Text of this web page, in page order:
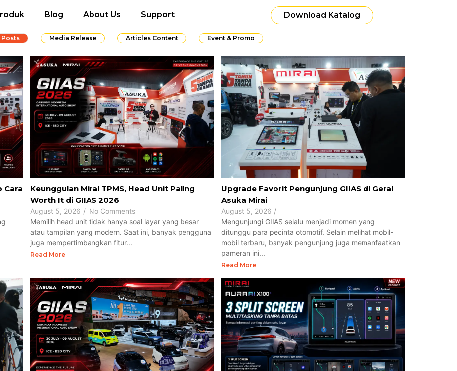
Blog About Us Support Download Katalog
Posts Media Release Articles Content Event & Promo
Cara
Keunggulan Mirai TPMS, Head Unit Paling
Worth It di GIIAS 2026
August 5, 2026 / No Comments
Memilih head unit tidak hanya soal layar yang besar
atau tampilan yang modern. Saat ini, banyak pengguna
juga mempertimbangkan fitur...
Read More
Upgrade Favorit Pengunjung GIIAS di Gerai
Asuka Mirai
August 5, 2026 /
Mengunjungi GIIAS selalu menjadi momen yang
ditunggu para pecinta otomotif. Selain melihat mobil-
mobil terbaru, banyak pengunjung juga memanfaatkan
pameran ini...
Read More